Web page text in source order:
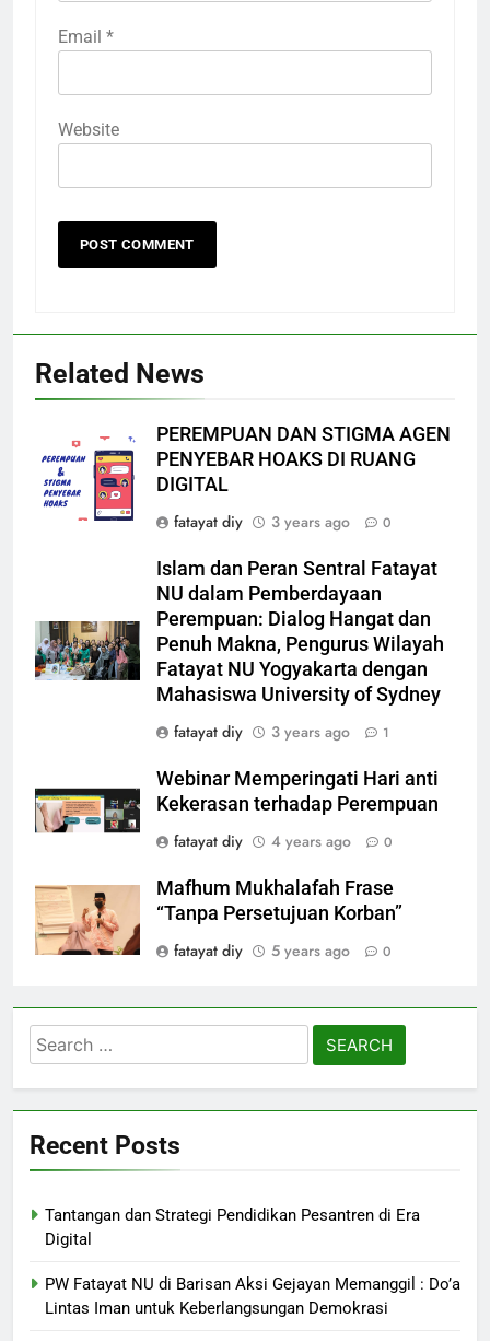
Email *
Website
Related News
PEREMPUAN DAN STIGMA AGEN
PENYEBAR HOAKS DI RUANG
DIGITAL
fatayat diy
3 years ago 0
Islam dan Peran Sentral Fatayat
NU dalam Pemberdayaan
Perempuan: Dialog Hangat dan
Penuh Makna, Pengurus Wilayah
Fatayat NU Yogyakarta dengan
Mahasiswa University of Sydney
fatayat diy
3 years ago 1
Webinar Memperingati Hari anti
Kekerasan terhadap Perempuan
fatayat diy
4 years ago 0
Mafhum Mukhalafah Frase
“Tanpa Persetujuan Korban”
fatayat diy
5 years ago 0
Search
for:
Recent Posts
Tantangan dan Strategi Pendidikan Pesantren di Era
Digital
PW Fatayat NU di Barisan Aksi Gejayan Memanggil : Do’a
Lintas Iman untuk Keberlangsungan Demokrasi